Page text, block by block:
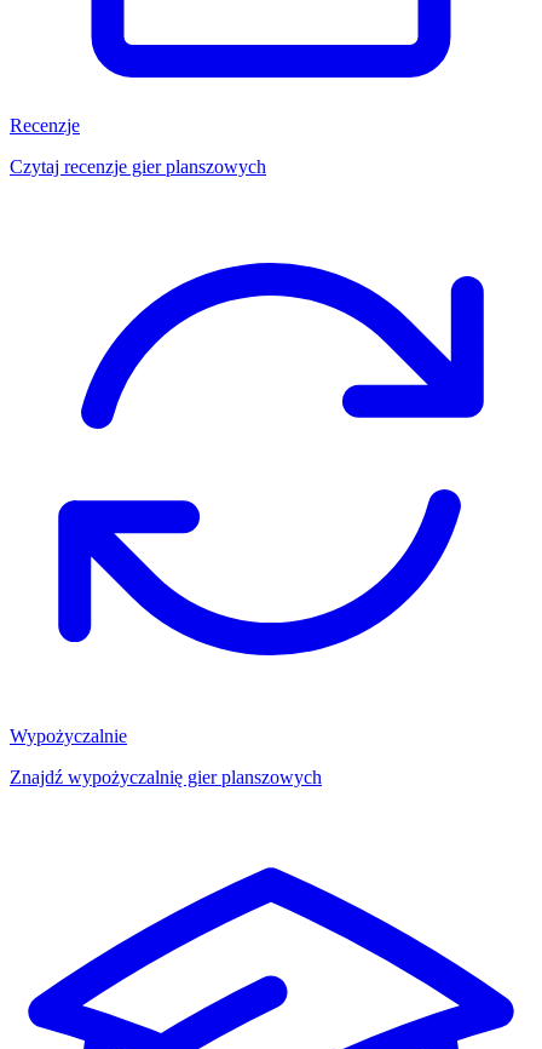
Recenzje
Czytaj recenzje gier planszowych
Wypożyczalnie
Znajdź wypożyczalnię gier planszowych